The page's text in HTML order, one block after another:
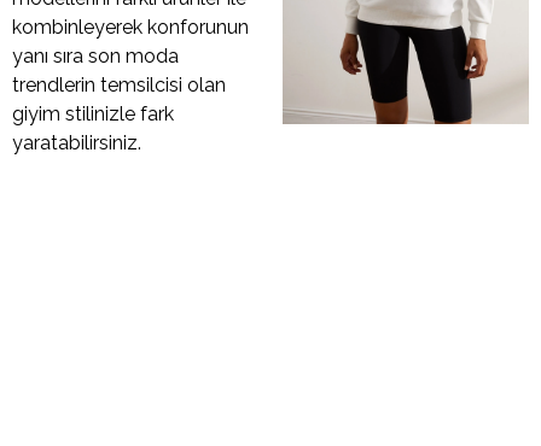
kombinleyerek konforunun
yanı sıra son moda
trendlerin temsilcisi olan
giyim stilinizle fark
yaratabilirsiniz.